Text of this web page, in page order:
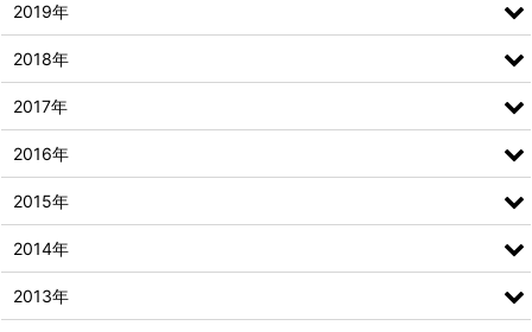
2019年
2018年
2017年
2016年
2015年
2014年
2013年